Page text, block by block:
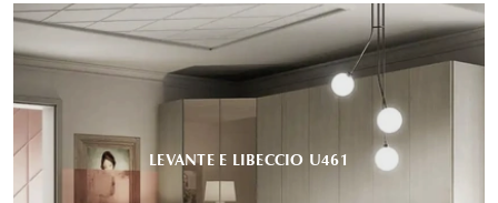
LEVANTE E LIBECCIO U461